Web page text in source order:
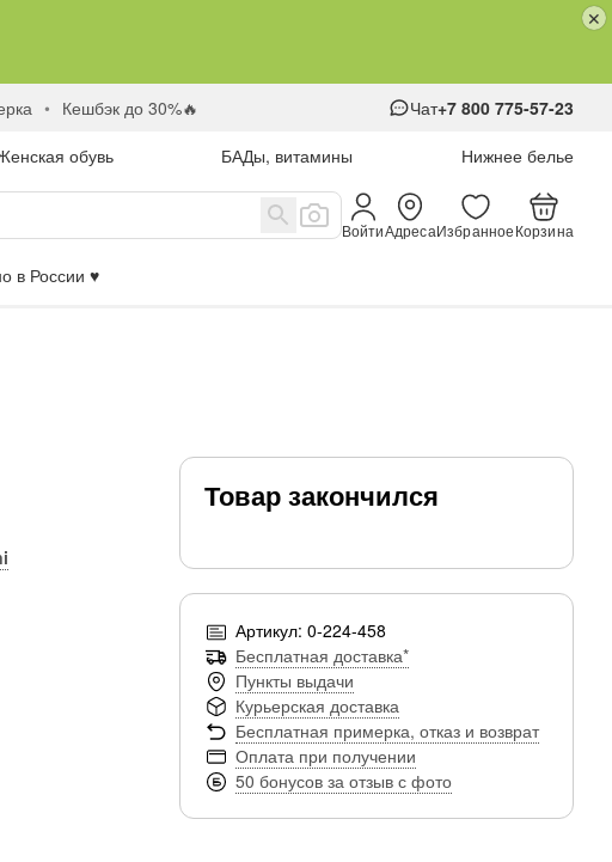
кешбэк до 30%🔥 Чат+7 800 775-57-23
обувь БАДы, витамины Нижнее белье
ВойтиАдресаИзбранноеКорзина
в России ♥️
Товар закончился
Артикул: 0-224-458
Бесплатная доставка*
Пункты выдачи
Курьерская доставка
Бесплатная примерка, отказ и возврат
Оплата при получении
50 бонусов за отзыв с фото